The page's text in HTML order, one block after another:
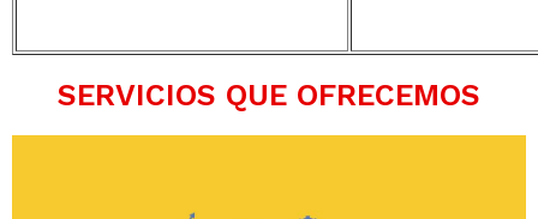
SERVICIOS QUE OFRECEMOS